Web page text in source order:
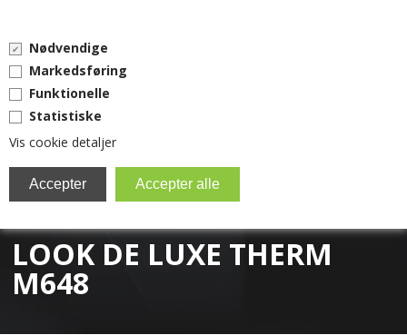
Nødvendige
Markedsføring
Funktionelle
Statistiske
Vis cookie detaljer
MENU
BRITA FILTER
EVERPURE
LOOK DE LUXE THERM
M648